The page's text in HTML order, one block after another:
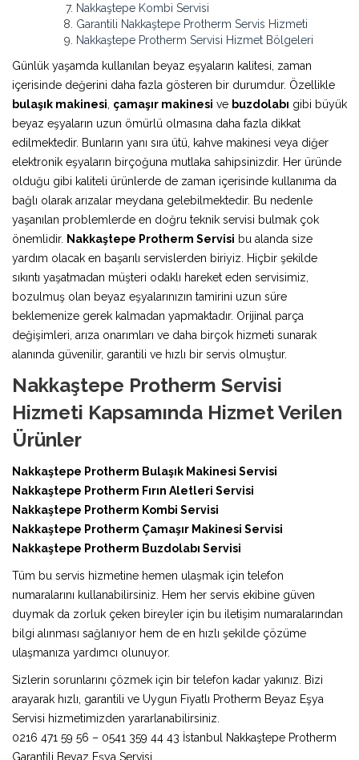
Nakkaştepe Kombi Servisi
Garantili Nakkaştepe Protherm Servis Hizmeti
Nakkaştepe Protherm Servisi Hizmet Bölgeleri
Günlük yaşamda kullanılan beyaz eşyaların kalitesi, zaman
içerisinde değerini daha fazla gösteren bir durumdur. Özellikle
bulaşık makinesi çamaşır makinesi ve buzdolabı gibi büyük
beyaz eşyaların uzun ömürlü olmasına daha fazla dikkat
edilmektedir. Bunların yanı sıra ütü, kahve makinesi veya diğer
elektronik eşyaların birçoğuna mutlaka sahipsinizdir. Her üründe
olduğu gibi kaliteli ürünlerde de zaman içerisinde kullanıma da
bağlı olarak arızalar meydana gelebilmektedir. Bu nedenle
yaşanılan problemlerde en doğru teknik servisi bulmak çok
önemlidir. Nakkaştepe Protherm Servisi bu alanda size
yardım olacak en başarılı servislerden biriyiz. Hiçbir şekilde
sıkıntı yaşatmadan müşteri odaklı hareket eden servisimiz,
bozulmuş olan beyaz eşyalarınızın tamirini uzun süre
beklemenize gerek kalmadan yapmaktadır. Orijinal parça
değişimleri, arıza onarımları ve daha birçok hizmeti sunarak
alanında güvenilir, garantili ve hızlı bir servis olmuştur.
Nakkaştepe Protherm Servisi
Hizmeti Kapsamında Hizmet Verilen
Ürünler
Nakkaştepe Protherm Bulaşık Makinesi Servisi
Nakkaştepe Protherm Fırın Aletleri Servisi
Nakkaştepe Protherm Kombi Servisi
Nakkaştepe Protherm Çamaşır Makinesi Servisi
Nakkaştepe Protherm Buzdolabı Servisi
Tüm bu servis hizmetine hemen ulaşmak için telefon
numaralarını kullanabilirsiniz. Hem her servis ekibine güven
duymak da zorluk çeken bireyler için bu iletişim numaralarından
bilgi alınması sağlanıyor hem de en hızlı şekilde çözüme
ulaşmanıza yardımcı olunuyor.
Sizlerin sorunlarını çözmek için bir telefon kadar yakınız. Bizi
arayarak hızlı, garantili ve Uygun Fiyatlı Protherm Beyaz Eşya
Servisi hizmetimizden yararlanabilirsiniz.
0216 471 59 56 – 0541 359 44 43 İstanbul Nakkaştepe Protherm
Garantili Beyaz Eşya Servisi